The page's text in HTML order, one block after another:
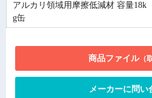
アルカリ領域用摩擦低減材 容量18k
g缶
商品ファイル（
メーカーに問い